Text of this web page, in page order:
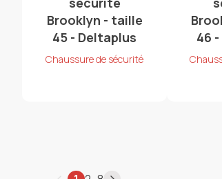
Brooklyn - taille
45 - Deltaplus
Chaussure de sécurité
46